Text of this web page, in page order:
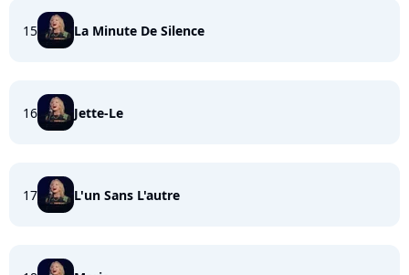
15 La Minute De Silence
16 Jette-Le
17 L'un Sans L'autre